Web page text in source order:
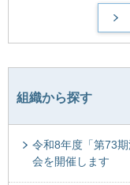
組織から探す
令和8年度「第73
会を開催します